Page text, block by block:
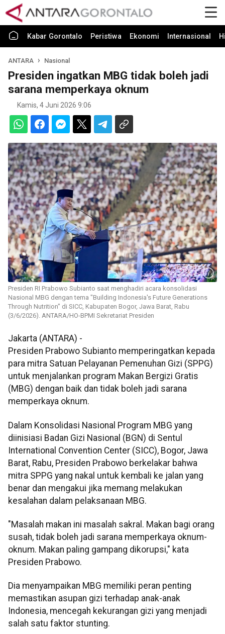
Kabar Gorontalo Peristiwa Ekonomi Internasional
ANTARA Nasional
Presiden ingatkan MBG tidak boleh jadi
sarana memperkaya oknum
Kamis, 4 Juni 2026 9:06
Presiden RI Prabowo Subianto saat menghadiri acara konsolidasi
Nasional MBG dengan tema "Building Indonesia's Future Generations
Through Nutrition" di SICC, Kabupaten Bogor, Jawa Barat, Rabu
(3/6/2026). ANTARA/HO-BPMI Sekretariat Presiden
Jakarta (ANTARA) -
Presiden Prabowo Subianto memperingatkan kepada
para mitra Satuan Pelayanan Pemenuhan Gizi (SPPG)
untuk menjalankan program Makan Bergizi Gratis
(MBG) dengan baik dan tidak boleh jadi sarana
memperkaya oknum.
Dalam Konsolidasi Nasional Program MBG yang
diinisiasi Badan Gizi Nasional (BGN) di Sentul
International Convention Center (SICC), Bogor, Jawa
Barat, Rabu, Presiden Prabowo berkelakar bahwa
mitra SPPG yang nakal untuk kembali ke jalan yang
benar dan mengakui jika memang melakukan
kesalahan dalam pelaksanaan MBG.
"Masalah makan ini masalah sakral. Makan bagi orang
susah, tidak boleh jadi sarana memperkaya oknum-
oknum. Makan paling gampang dikorupsi," kata
Presiden Prabowo.
Dia menyampaikan MBG memiliki peran penting
memastikan asupan gizi terhadap anak-anak
Indonesia, mencegah kekurangan gizi yang menjadi
salah satu faktor stunting.